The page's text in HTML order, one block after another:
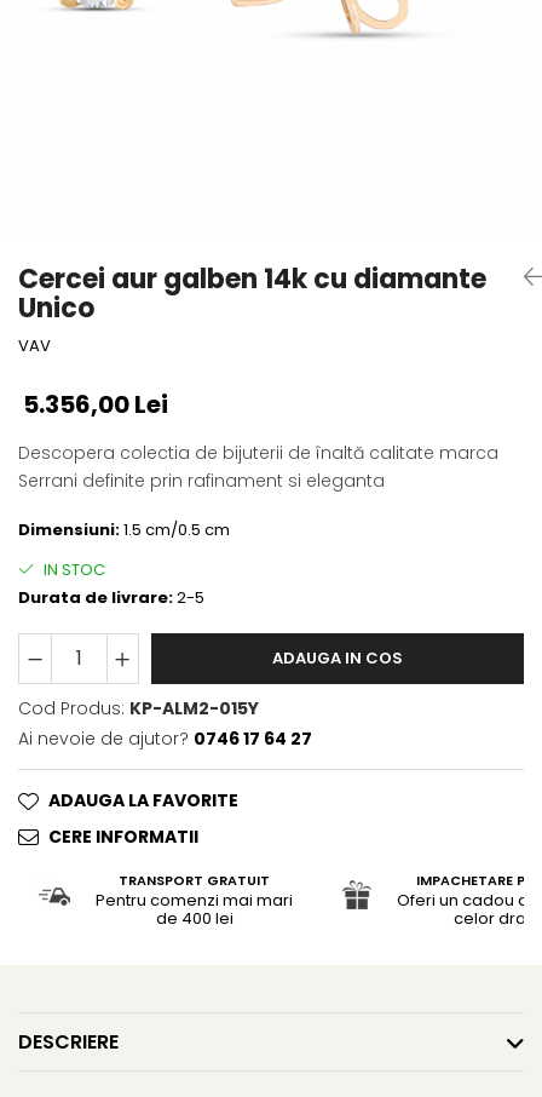
Cercei aur galben 14k cu diamante
Unico
VAV
5.356,00 Lei
Descopera colectia de bijuterii de înaltă calitate marca
Serrani definite prin rafinament si eleganta
Dimensiuni:1.5 cm/0.5 cm
IN STOC
Durata de livrare:2-5
ADAUGA IN COS
Cod Produs: KP-ALM2-015Y
Ai nevoie de ajutor? 0746 17 64 27
ADAUGA LA FAVORITE
CERE INFORMATII
TRANSPORT GRATUIT
Pentru comenzi mai mari
de 400 lei
IMPACHETARE
Oferi un cadou
celor dragi
DESCRIERE